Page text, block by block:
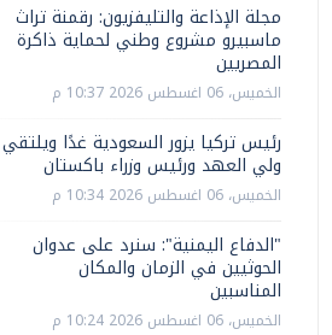
مجلة الإذاعة والتليفزيون: رقمنة تراث
ماسبيرو مشروع وطني لحماية ذاكرة
المصريين
الخميس، 06 اغسطس 2026 10:37 م
رئيس تركيا يزور السعودية غدًا ويلتقي
ولي العهد ورئيس وزراء باكستان
الخميس، 06 اغسطس 2026 10:34 م
"الدفاع اليمنية": سنرد على عدوان
الحوثيين في الزمان والمكان
المناسبين
الخميس، 06 اغسطس 2026 10:24 م